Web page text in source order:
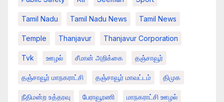
Tamil Nadu Tamil Nadu News Tamil News
Temple Thanjavur Thanjavur Corporation
Tvk ஊழல் சீமான் அறிக்கை தஞ்சாவூர்
தஞ்சாவூர் மாநகராட்சி தஞ்சாவூர் மாவட்டம் திமுக
நீதிமன்ற உத்தரவு பேராவூரணி மாநகராட்சி ஊழல்